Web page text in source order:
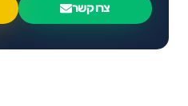
צרו קשר